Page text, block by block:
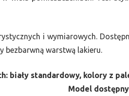
i wymiarowych.
warstwą lakieru.
biały standardowy, kolory z
Model